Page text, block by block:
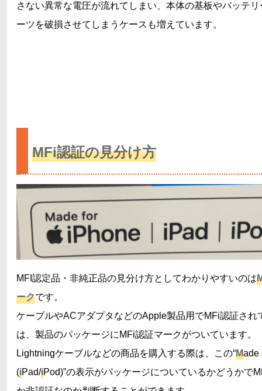
さない異常な電圧が流れてしまい、本体の基板やバッテ
ーツを破損させてしまうケースも増えています。
MFi認証の見分け方
MFI認定品・非純正品の見分け方としてわかりやすいのは
ークです。
ケーブルやACアダプタなどのApple製品用でMFi認証され
は、製品のパッケージにMFi認証マークがついています。
Lightningケーブルなどの商品を購入する際は、この“Made
(iPad/iPod)”の表示がパッケージについているかどうかで